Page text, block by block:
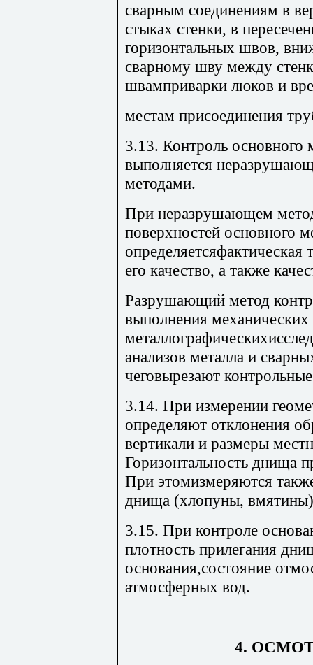
сварным соединениям в
стыках стенки, в
горизонтальных швов,
сварному шву между
швамприварки люков и
местам присоединения
3.13. Контроль основного
выполняется
методами.
При неразрушающем
поверхностей основного
его качество, а также
Разрушающий метод
выполнения
анализов металла и
чеговырезают
3.14. При измерении
определяют отклонения
вертикали и размеры
Горизонтальность днища
При этомизмеряются
днища (хлопуны,
3.15. При контроле
плотность прилегания
основания,состояние
атмосферных вод.
4.